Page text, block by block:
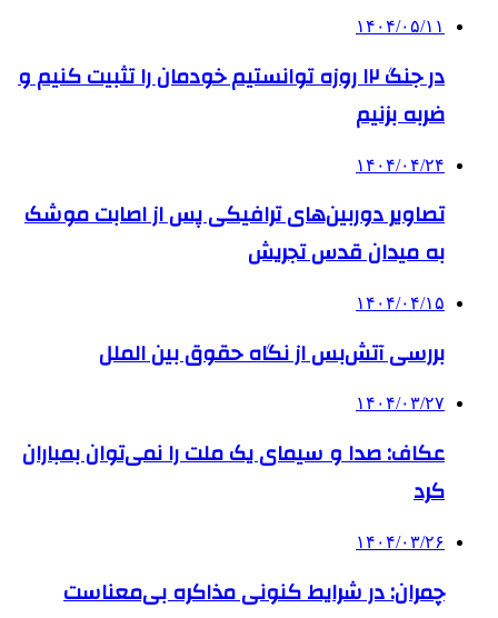
۱۴۰۴/۰۵/۱۱
در جنگ ۱۲ روزه توانستیم خودمان را تثبیت کنیم و
ضربه بزنیم
۱۴۰۴/۰۴/۲۴
تصاویر دوربین‌های ترافیکی پس از اصابت موشک
به میدان قدس تجریش
۱۴۰۴/۰۴/۱۵
بررسی آتش‌بس از نگاه حقوق بین الملل
۱۴۰۴/۰۳/۲۷
عکاف: صدا و سیمای یک ملت را نمی‌توان بمباران
کرد
۱۴۰۴/۰۳/۲۶
چمران: در شرایط کنونی مذاکره بی‌معناست